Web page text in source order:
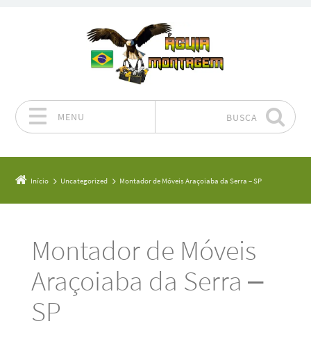
MENU BUSCA
Início Uncategorized Montador de Móveis Araçoiaba da Serra – SP
Montador de Móveis
Araçoiaba da Serra –
SP